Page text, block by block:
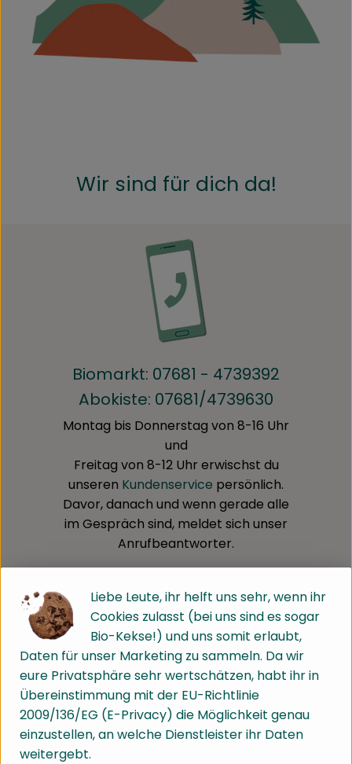
Kühltheke
Speisekammer
Biomarkt Waldkirch
Wir sind für dich da!
Biomarkt: 07681 - 4739392
Abokiste: 07681/4739630
Montag bis Donnerstag von 8-16 Uhr
und
Freitag von 8-12 Uhr erwischst du
unseren Kundenservice persönlich.
Davor, danach und wenn gerade alle
im Gespräch sind, meldet sich unser
Anrufbeantworter.
Schreib uns!
Liebe Leute, ihr helft uns sehr, wenn ihr
Cookies zulasst (bei uns sind es sogar
Bio-Kekse!) und uns somit erlaubt,
Daten für unser Marketing zu sammeln. Da wir
eure Privatsphäre sehr wertschätzen, habt ihr in
Übereinstimmung mit der EU-Richtlinie
2009/136/EG (E-Privacy) die Möglichkeit genau
einzustellen, an welche Dienstleister ihr Daten
weitergebt.